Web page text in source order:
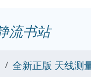
流书站
全新正版 天线测